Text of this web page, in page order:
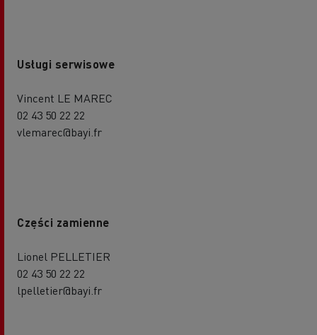
Usługi serwisowe
Vincent LE MAREC
02 43 50 22 22
vlemarec@bayi.fr
Części zamienne
Lionel PELLETIER
02 43 50 22 22
lpelletier@bayi.fr